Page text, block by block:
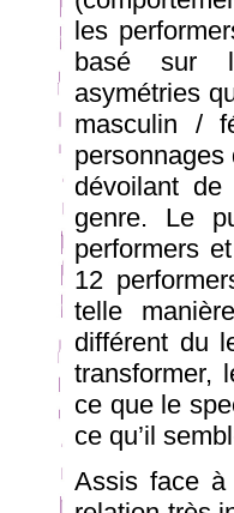
les
basé sur
asymétries
masculin /
dévoilant
genre. Le
performers
12
telle
différent du
transformer,
ce que le
ce qu’il
Assis face à